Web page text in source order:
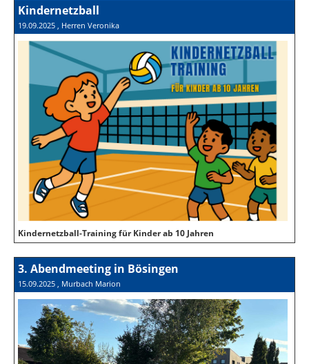
Kindernetzball
19.09.2025 , Herren Veronika
Kindernetzball-Training für Kinder ab 10 Jahren
3. Abendmeeting in Bösingen
15.09.2025 , Murbach Marion